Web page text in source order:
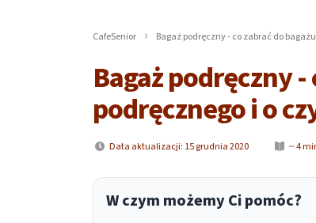
CafeSenior Bagaż podręczny - co zabrać do
Bagaż podręczny
podręcznego i o
Data aktualizacji: 15 grudnia 2020 ~ 4
W czym możemy Ci pomóc?